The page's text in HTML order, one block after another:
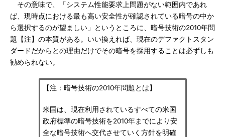
その意味で、「システム性能要求上問題がない範囲内であれ
ば、現時点における最も高い安全性が確認されている暗号の中か
ら選択するのが望ましい」というところに、暗号技術の2010年問
題【注】の本質がある。いい換えれば、現在のデファクトスタン
ダードだからとの理由だけでその暗号を採用することは必ずしも
勧められない。
【注：暗号技術の2010年問題とは】
米国は、現在利用されているすべての米国
政府標準の暗号技術を2010年までにより安
全な暗号技術へ交代させていく方針を明確